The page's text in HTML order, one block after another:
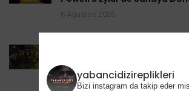
Task 2. Sezona Yenilendi:
HBO’nun Suç Dramanına
6 Ağustos 2026
yabancidizireplikleri
Bizi instagram da takip eder